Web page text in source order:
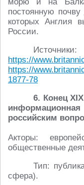
постоянную
которых Англия
России.
Источники:
https://
https://
1877-78
6. Конец
российским
Акторы:
общественные
Тип:
сфера).